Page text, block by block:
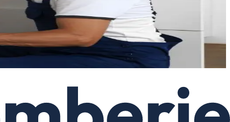
nous intervenons partout dans la commune. Nos clients